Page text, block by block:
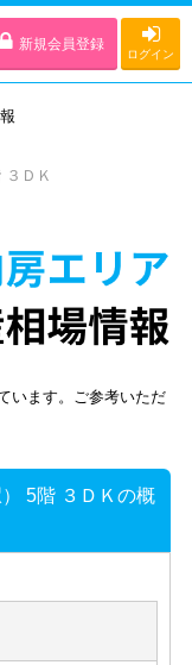
新規会員登録
ログイン
ＤＫ
います。ご参考いただ
5階 ３ＤＫの概